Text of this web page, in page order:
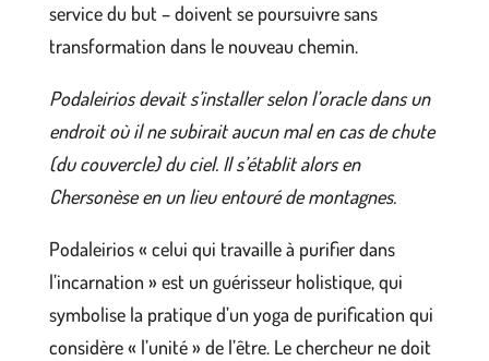
service du but – doivent se poursuivre sans
transformation dans le nouveau chemin.
Podaleirios devait s’installer selon l’oracle dans un
endroit où il ne subirait aucun mal en cas de chute
(du couvercle) du ciel. Il s’établit alors en
Chersonèse en un lieu entouré de montagnes.
Podaleirios « celui qui travaille à purifier dans
l’incarnation » est un guérisseur holistique, qui
symbolise la pratique d’un yoga de purification qui
considère « l’unité » de l’être. Le chercheur ne doit